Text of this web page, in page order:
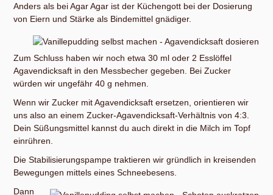
Anders als bei Agar Agar ist der Küchengott bei der Dosierung
von Eiern und Stärke als Bindemittel gnädiger.
Zum Schluss haben wir noch etwa 30 ml oder 2 Esslöffel
Agavendicksaft in den Messbecher gegeben. Bei Zucker
würden wir ungefähr 40 g nehmen.
Wenn wir Zucker mit Agavendicksaft ersetzen, orientieren wir
uns also an einem Zucker-Agavendicksaft-Verhältnis von 4:3.
Dein Süßungsmittel kannst du auch direkt in die Milch im Topf
einrühren.
Die Stabilisierungspampe traktieren wir gründlich in kreisenden
Bewegungen mittels eines Schneebesens.
Dann